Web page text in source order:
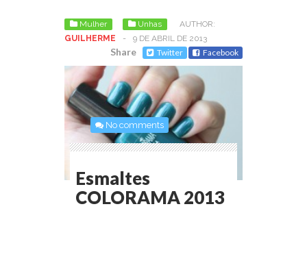
Mulher Unhas
AUTHOR:
GUILHERME
- 9 DE ABRIL DE 2013
Share Twitter Facebook
No comments
Esmaltes
COLORAMA 2013